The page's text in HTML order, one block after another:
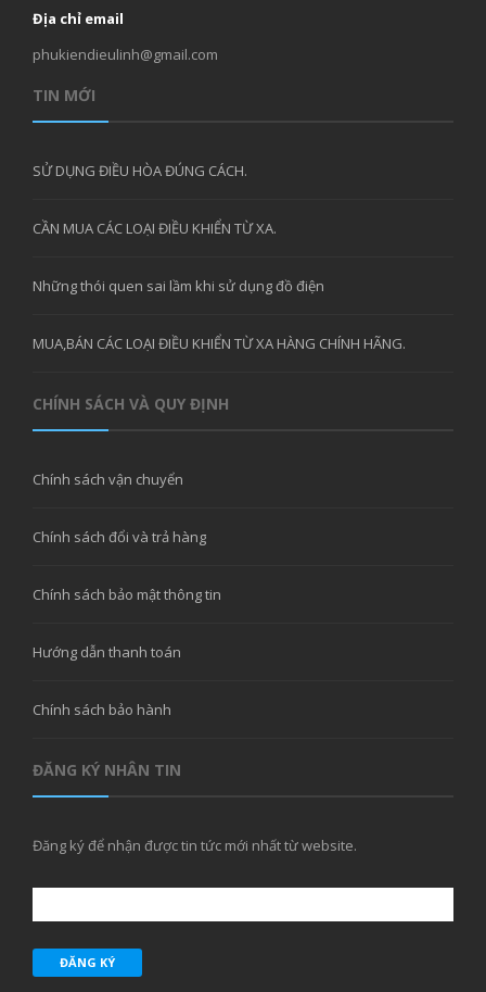
Địa chỉ email
phukiendieulinh@gmail.com
TIN MỚI
SỬ DỤNG ĐIỀU HÒA ĐÚNG CÁCH.
CẦN MUA CÁC LOẠI ĐIỀU KHIỂN TỪ XA.
Những thói quen sai lầm khi sử dụng đồ điện
MUA,BÁN CÁC LOẠI ĐIỀU KHIỂN TỪ XA HÀNG CHÍNH HÃNG.
CHÍNH SÁCH VÀ QUY ĐỊNH
Chính sách vận chuyển
Chính sách đổi và trả hàng
Chính sách bảo mật thông tin
Hướng dẫn thanh toán
Chính sách bảo hành
ĐĂNG KÝ NHÂN TIN
Đăng ký để nhận được tin tức mới nhất từ website.
ĐĂNG KÝ